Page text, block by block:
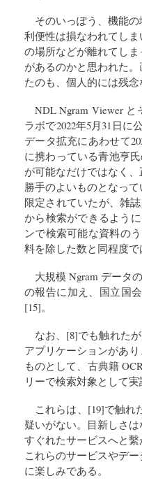
そのいっぽう、機能
利便性は損なわれてし
の場所などが離れてし
があるのかと思われた
たのも、個人的には残念
NDL Ngram Viewer
ラボで2022年5月31日
データ拡充にあわせて
に携わっている青池亨
が可能なだけではなく
勝手のよいものとなっ
限定されていたが、雑
から検索ができるよう
ンで検索可能な資料の
料を除した数と同程度で
大規模 Ngram データ
の報告に加え、国立国
[15]。
なお、[8]でも触れた
アプリケーションがあ
ものとして、古典籍
リーで検索対象として実
これらは、[19]で触
疑いがない。目新しさ
すぐれたサービスへと
これらのサービスやデ
に楽しみである。